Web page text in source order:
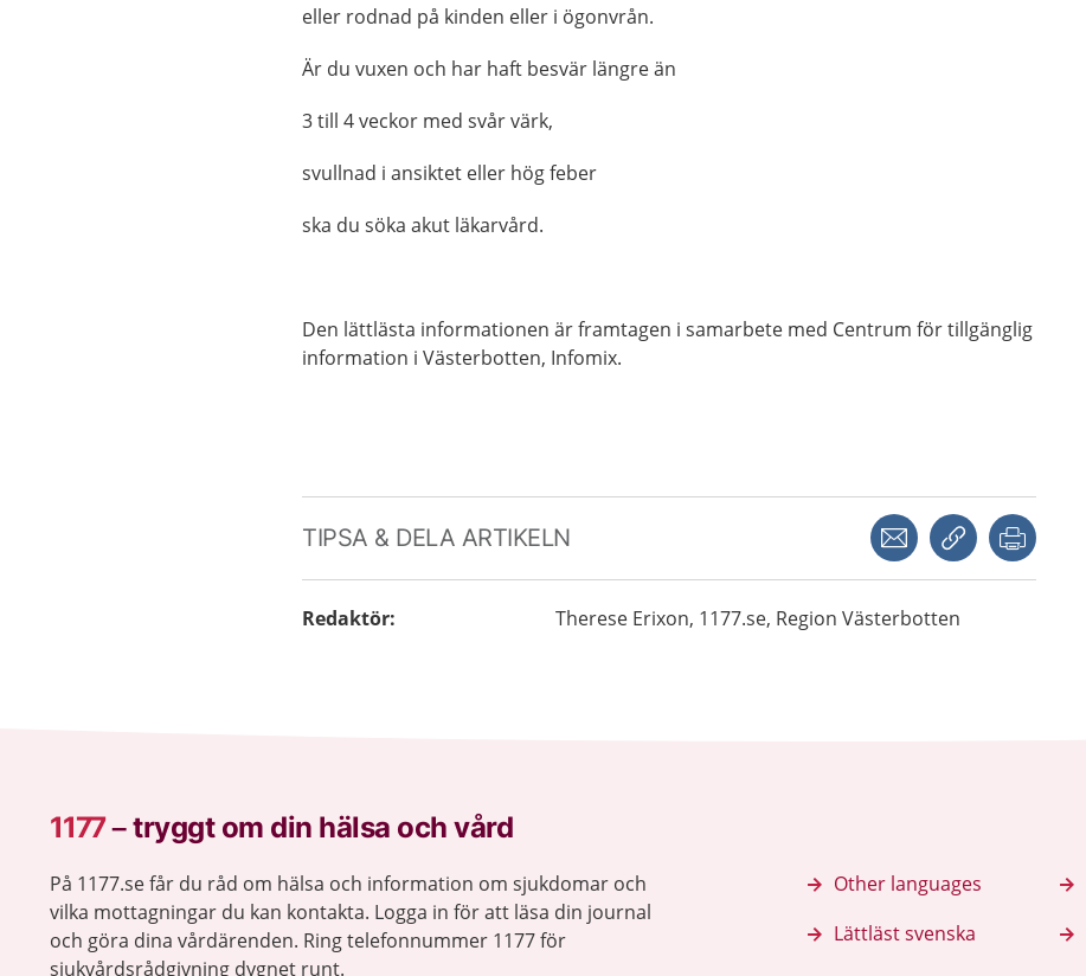
eller rodnad på kinden eller i ögonvrån.
Är du vuxen och har haft besvär längre än
3 till 4 veckor med svår värk,
svullnad i ansiktet eller hög feber
ska du söka akut läkarvård.
Den lättlästa informationen är framtagen i samarbete med Centrum för tillgänglig
information i Västerbotten, Infomix.
TIPSA & DELA ARTIKELN Dela via mejlKopiera länk
Redaktör: Therese Erixon, 1177.se, Region Västerbotten
1177–tryggt om din hälsa och vård
På 1177.se får du råd om hälsa och information om sjukdomar och
vilka mottagningar du kan kontakta. Logga in för att läsa din journal
och göra dina vårdärenden. Ring telefonnummer 1177 för
sjukvårdsrådgivning dygnet runt.
Other languages
Lättläst svenska